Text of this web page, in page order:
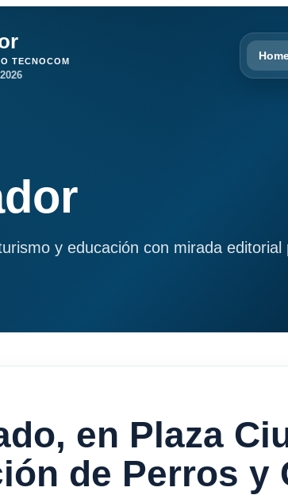
TECNOCOM
y educación con mirada editorial
en Plaza
de Perros y